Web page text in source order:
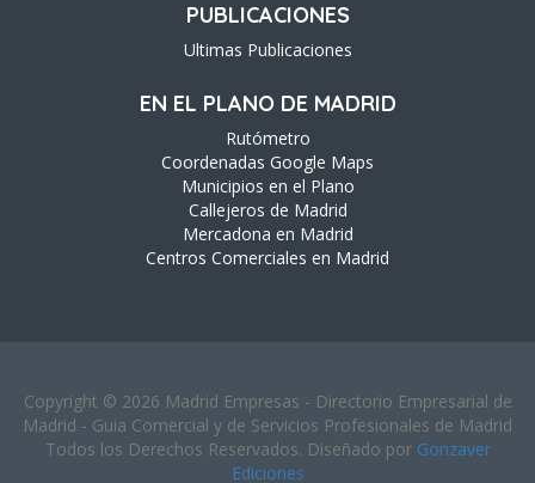
PUBLICACIONES
Ultimas Publicaciones
EN EL PLANO DE MADRID
Rutómetro
Coordenadas Google Maps
Municipios en el Plano
Callejeros de Madrid
Mercadona en Madrid
Centros Comerciales en Madrid
Copyright © 2026 Madrid Empresas - Directorio Empresarial de
Madrid - Guia Comercial y de Servicios Profesionales de Madrid
Todos los Derechos Reservados. Diseñado por Gonzaver
Ediciones